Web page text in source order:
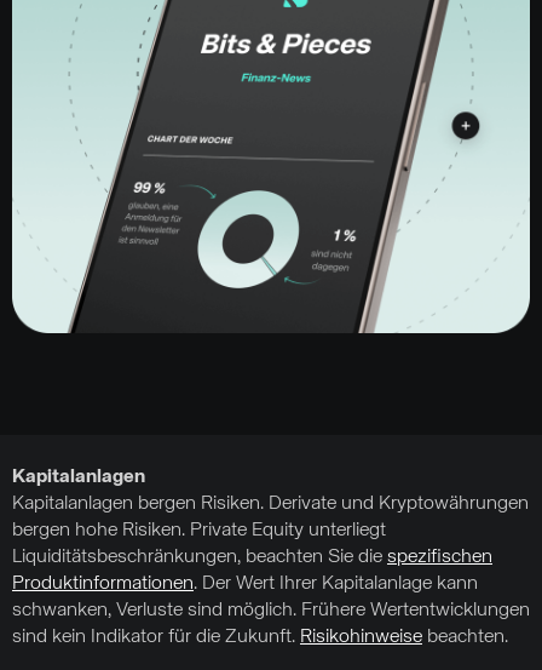
Kapitalanlagen
Kapitalanlagen bergen Risiken. Derivate und Kryptowährungen
bergen hohe Risiken. Private Equity unterliegt
Liquiditätsbeschränkungen, beachten Sie die spezifischen
Produktinformationen. Der Wert Ihrer Kapitalanlage kann
schwanken, Verluste sind möglich. Frühere Wertentwicklungen
sind kein Indikator für die Zukunft. Risikohinweise beachten.